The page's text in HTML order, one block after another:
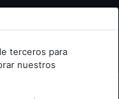
terceros para
nuestros